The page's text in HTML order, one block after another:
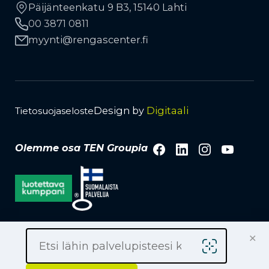
TPMS-rengaspaineanturit
Liikkuva rengaspalvelu
Avainasiakkuus
Kauppiaaksi
Päijänteenkatu 9 B3, 15140 Lahti
00 3871 0811
myynti
rengascenter.fi
TietosuojaselosteDesign by Digitaali
Olemme osa TEN Groupia Facebook
LinkedIn
×